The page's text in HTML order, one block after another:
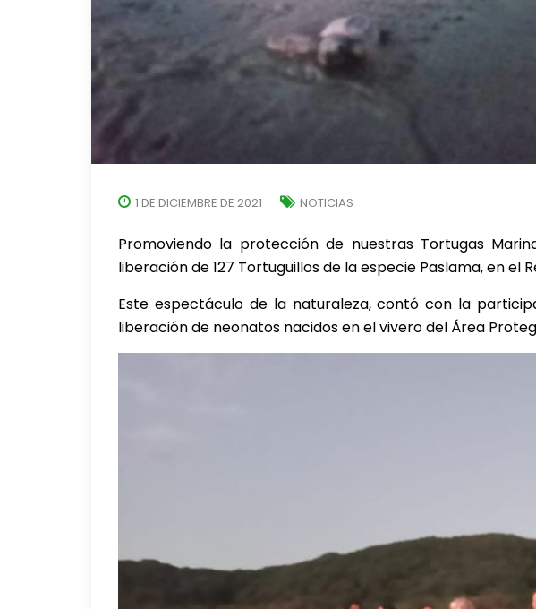
1 DE DICIEMBRE DE 2021 NOTICIAS
Promoviendo la protección de nuestras Tortugas
liberación de 127 Tortuguillos de la especie Paslama, en el
Este espectáculo de la naturaleza, contó con la
liberación de neonatos nacidos en el vivero del Área